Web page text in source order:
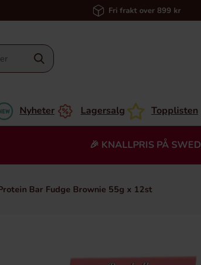
Fri frakt over 899 kr
Nyheter Lagersalg Topplisten
🎉 KNALLPRIS PÅ
Bar Fudge Brownie 55g x 12st